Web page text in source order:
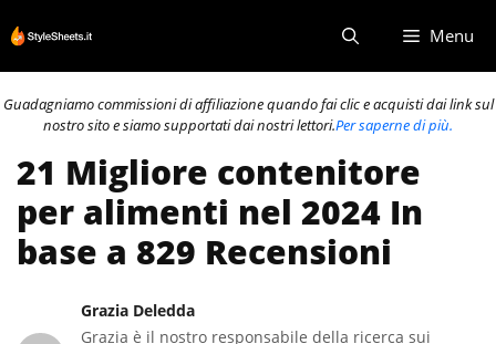
al
contenuto
Menu
Guadagniamo commissioni di affiliazione quando fai clic e acquisti dai link sul
nostro sito e siamo supportati dai nostri lettori.Per saperne di più.
21 Migliore contenitore
per alimenti nel 2024 In
base a 829 Recensioni
Grazia Deledda
Grazia è il nostro responsabile della ricerca sui